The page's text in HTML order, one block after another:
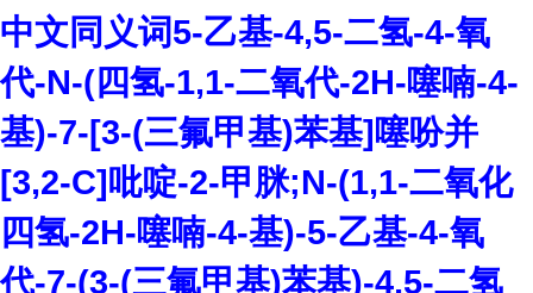
中文同义词5-乙基-4,5-二氢-4-氧
代-N-(四氢-1,1-二氧代-2H-噻喃-4-
基)-7-[3-(三氟甲基)苯基]噻吩并
[3,2-C]吡啶-2-甲脒;N-(1,1-二氧化
四氢-2H-噻喃-4-基)-5-乙基-4-氧
代-7-(3-(三氟甲基)苯基)-4,5-二氢